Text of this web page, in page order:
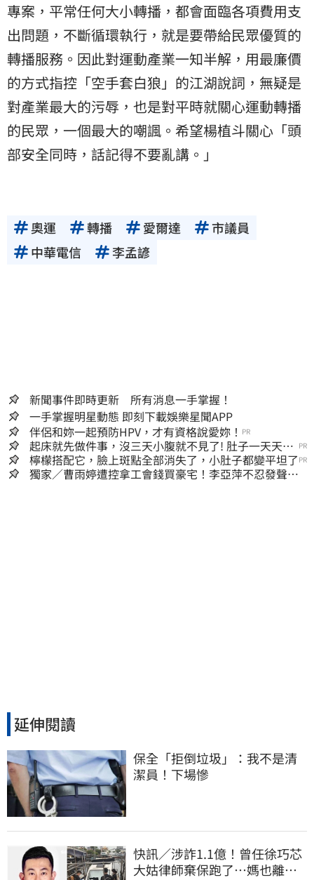
專案，平常任何大小轉播，都會面臨各項費用支
出問題，不斷循環執行，就是要帶給民眾優質的
轉播服務。因此對運動產業一知半解，用最廉價
的方式指控「空手套白狼」的江湖說詞，無疑是
對產業最大的污辱，也是對平時就關心運動轉播
的民眾，一個最大的嘲諷。希望楊植斗關心「頭
部安全同時，話記得不要亂講。」
奧運 轉播 愛爾達
市議員
中華電信
李孟諺
新聞事件即時更新 所有消息一手掌握！
一手掌握明星動態 即刻下載娛樂星聞APP
伴侶和妳一起預防HPV，才有資格說愛妳！ PR
起床就先做件事，沒三天小腹就不見了! 肚子一天天變
小！
PR
檸檬搭配它，臉上斑點全部消失了，小肚子都變平坦了 PR
獨家／曹雨婷遭控拿工會錢買豪宅！李亞萍不忍發聲：
延伸閱讀
保全「拒倒垃圾」：我不是清
潔員！下場慘
快訊／涉詐1.1億！曾任徐巧芯
大姑律師棄保跑了…媽也離